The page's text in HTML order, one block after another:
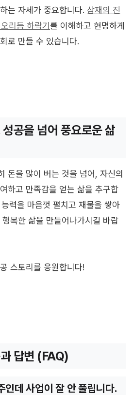
는 자세가 중요합니다. 삼재의 진
리듬 하락기를 이해하고 현명하게
로 만들 수 있습니다.
공을 넘어 풍요로운 삶
돈을 많이 버는 것을 넘어, 자신의
하고 만족감을 얻는 삶을 추구합
력을 마음껏 펼치고 재물을 쌓아
복한 삶을 만들어나가시길 바랍
스토리를 응원합니다!
답변 (FAQ)
인데 사업이 잘 안 풀립니다.